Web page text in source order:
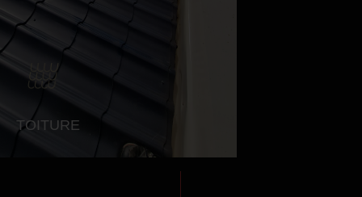
TOITURE